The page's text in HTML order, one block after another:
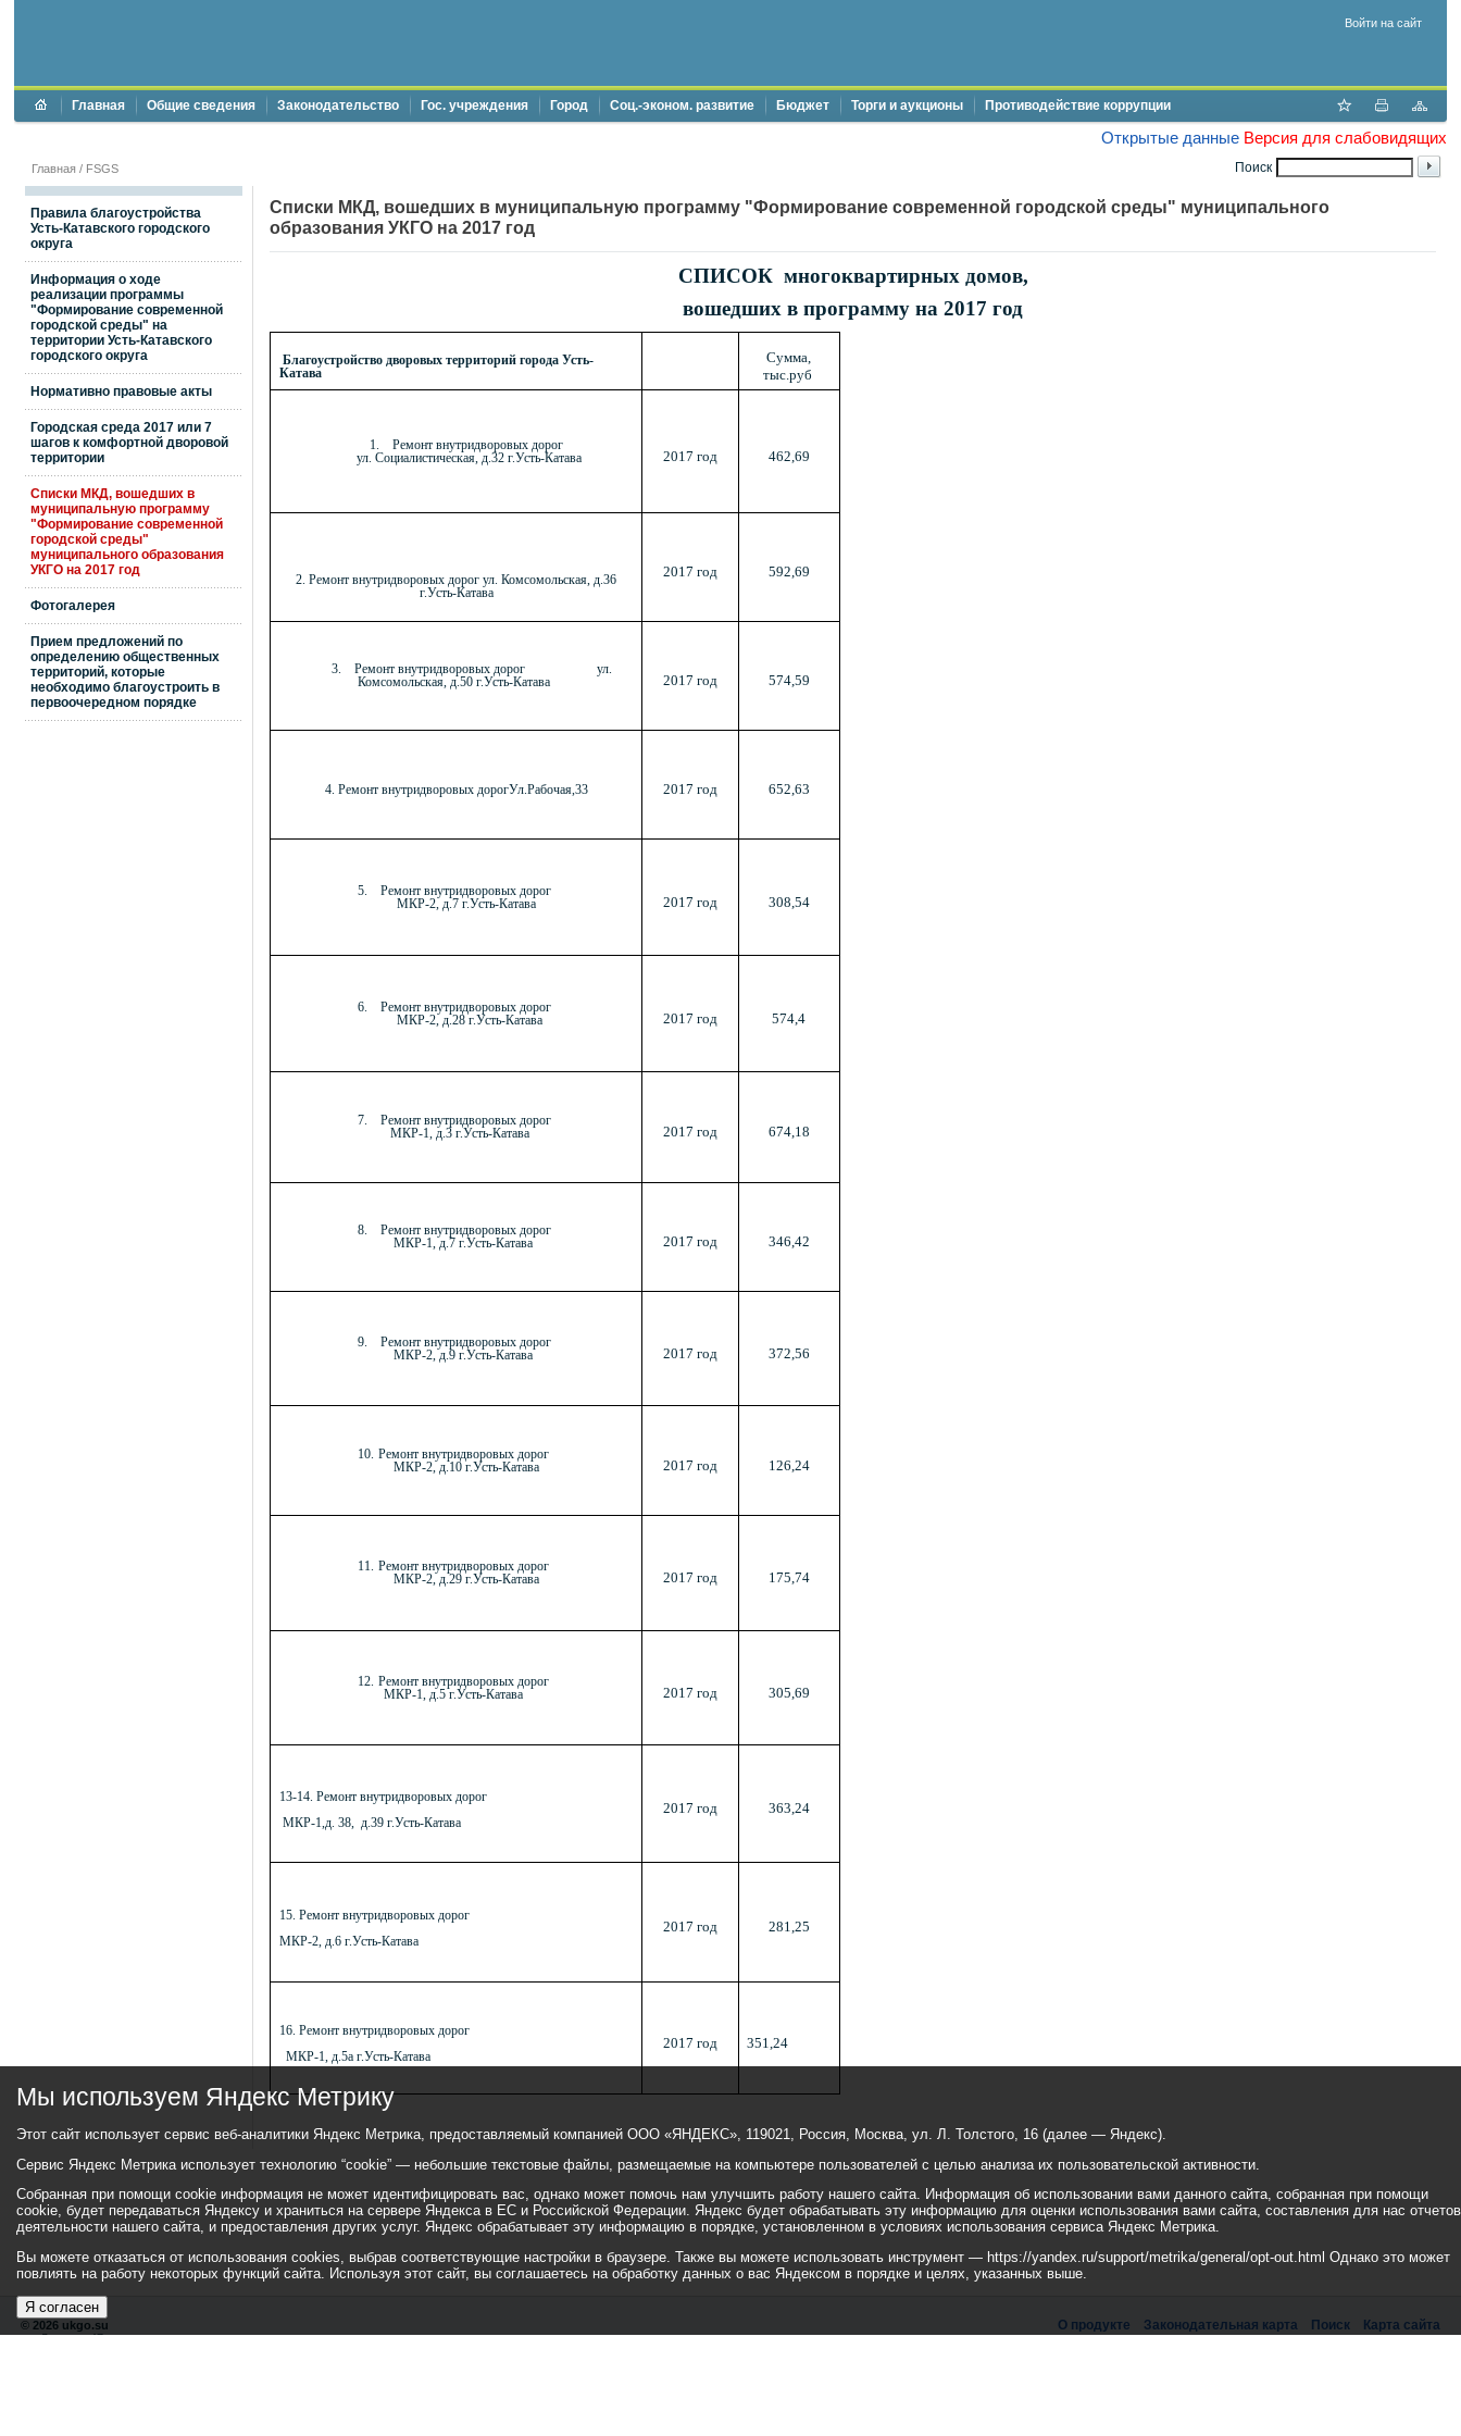
Войти на сайт
Главная Общие сведения Законодательство Гос. учреждения Город Соц.-эконом. развитие Бюджет Торги и аукционы Противодействие коррупции
Открытые данные Версия для слабовидящих
Поиск
Главная / FSGS
Правила благоустройства
Усть-Катавского городского
округа
Информация о ходе
реализации программы
"Формирование современной
городской среды" на
территории Усть-Катавского
городского округа
Нормативно правовые акты
Городская среда 2017 или 7
шагов к комфортной дворовой
территории
Списки МКД, вошедших в
муниципальную программу
"Формирование современной
городской среды"
муниципального образования
УКГО на 2017 год
Фотогалерея
Прием предложений по
определению общественных
территорий, которые
необходимо благоустроить в
первоочередном порядке
Списки МКД, вошедших в муниципальную программу "Формирование современной городской среды" муниципального
образования УКГО на 2017 год
СПИСОК многоквартирных домов,
вошедших в программу на 2017 год
Благоустройство дворовых территорий города Усть-
Катава
Сумма,
тыс.руб
1.
Ремонт внутридворовых дорог
ул. Социалистическая, д.32 г.Усть-Катава
2017 год 462,69
2. Ремонт внутридворовых дорог ул. Комсомольская, д.36
г.Усть-Катава
2017 год 592,69
3.
Ремонт внутридворовых дорог ул.
Комсомольская, д.50 г.Усть-Катава
2017 год 574,59
4. Ремонт внутридворовых дорогУл.Рабочая,33 2017 год 652,63
5.
Ремонт внутридворовых дорог
МКР-2, д.7 г.Усть-Катава
2017 год 308,54
6.
Ремонт внутридворовых дорог
МКР-2, д.28 г.Усть-Катава
2017 год 574,4
7.
Ремонт внутридворовых дорог
МКР-1, д.3 г.Усть-Катава
2017 год 674,18
8.
Ремонт внутридворовых дорог
МКР-1, д.7 г.Усть-Катава
2017 год 346,42
9.
Ремонт внутридворовых дорог
МКР-2, д.9 г.Усть-Катава
2017 год 372,56
10. Ремонт внутридворовых дорог
МКР-2, д.10 г.Усть-Катава
2017 год 126,24
11.
Ремонт внутридворовых дорог
МКР-2, д.29 г.Усть-Катава
2017 год 175,74
12. Ремонт внутридворовых дорог
МКР-1, д.5 г.Усть-Катава
2017 год 305,69
13-14. Ремонт внутридворовых дорог
МКР-1,д. 38, д.39 г.Усть-Катава
2017 год 363,24
15. Ремонт внутридворовых дорог
МКР-2, д.6 г.Усть-Катава
2017 год 281,25
16. Ремонт внутридворовых дорог
МКР-1, д.5а г.Усть-Катава
2017 год 351,24
© 2026 ukgo.su
ул. Ленина, 47а
О продукте Законодательная карта Поиск Карта сайта
Мы используем Яндекс Метрику
Этот сайт использует сервис веб-аналитики Яндекс Метрика, предоставляемый компанией ООО «ЯНДЕКС», 119021, Россия, Москва, ул. Л. Толстого, 16 (далее — Яндекс).
Сервис Яндекс Метрика использует технологию “cookie” — небольшие текстовые файлы, размещаемые на компьютере пользователей с целью анализа их пользовательской активности.
Собранная при помощи cookie информация не может идентифицировать вас, однако может помочь нам улучшить работу нашего сайта. Информация об использовании вами данного сайта, собранная при помощи
cookie, будет передаваться Яндексу и храниться на сервере Яндекса в ЕС и Российской Федерации. Яндекс будет обрабатывать эту информацию для оценки использования вами сайта, составления для нас
деятельности нашего сайта, и предоставления других услуг. Яндекс обрабатывает эту информацию в порядке, установленном в условиях использования сервиса Яндекс Метрика.
Вы можете отказаться от использования cookies, выбрав соответствующие настройки в браузере. Также вы можете использовать инструмент — https://yandex.ru/support/metrika/general/opt-out.html Однако это может
повлиять на работу некоторых функций сайта. Используя этот сайт, вы соглашаетесь на обработку данных о вас Яндексом в порядке и целях, указанных выше.
Я согласен